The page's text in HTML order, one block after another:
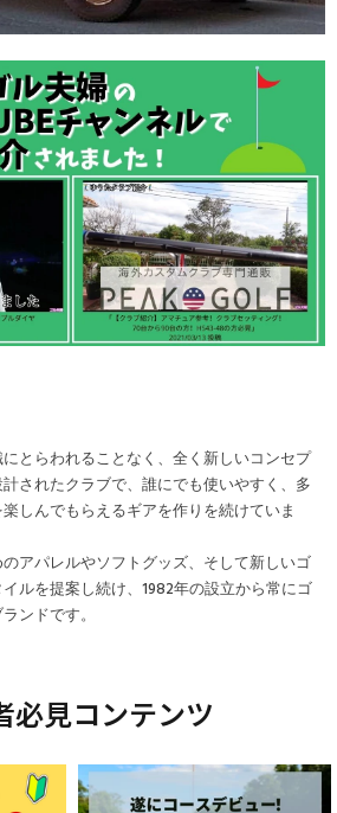
とらわれることなく、全く新しいコンセプ
されたクラブで、誰にでも使いやすく、多
しんでもらえるギアを作りを続けていま
アパレルやソフトグッズ、そして新しいゴ
ルを提案し続け、1982年の設立から常にゴ
ンドです。
必見コンテンツ